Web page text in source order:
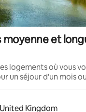
moyenne et
logements où vous
un séjour d'un mois
s'affichent,